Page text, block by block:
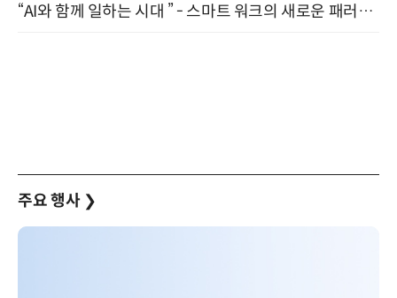
“AI와 함께 일하는 시대 ” - 스마트 워크의 새로운 패러다임 (9/11)
주요 행사 ❯